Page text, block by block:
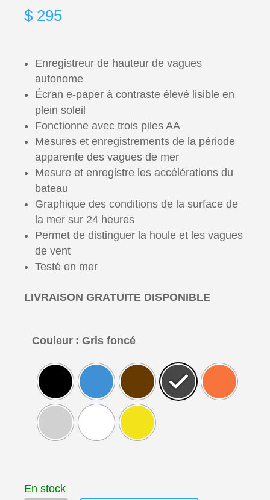
$ 295
Enregistreur de hauteur de vagues
autonome
Écran e-paper à contraste élevé lisible en
plein soleil
Fonctionne avec trois piles AA
Mesures et enregistrements de la période
apparente des vagues de mer
Mesure et enregistre les accélérations du
bateau
Graphique des conditions de la surface de
la mer sur 24 heures
Permet de distinguer la houle et les vagues
de vent
Testé en mer
LIVRAISON GRATUITE DISPONIBLE
Couleur : Gris foncé
En stock